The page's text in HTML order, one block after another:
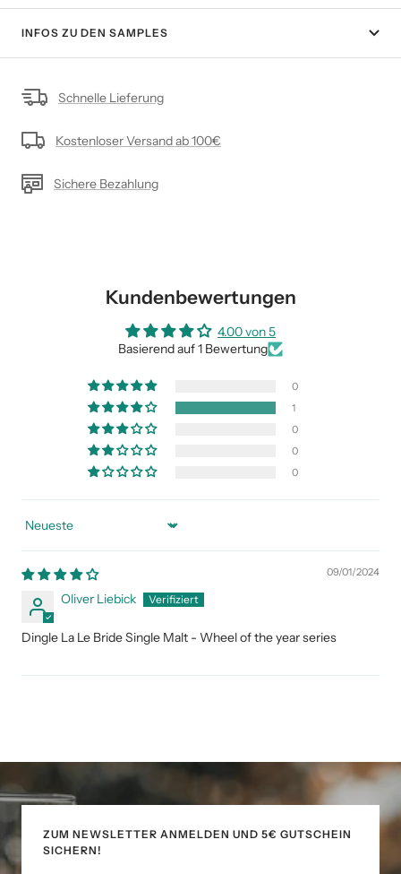
INFOS ZU DEN SAMPLES
Schnelle Lieferung
Kostenloser Versand ab 100€
Sichere Bezahlung
Kundenbewertungen
4.00 von 5
Basierend auf 1 Bewertung
0
1
0
0
0
Sort by
09/01/2024
Oliver Liebick
Dingle La Le Bride Single Malt - Wheel of the year series
ZUM NEWSLETTER ANMELDEN UND 5€ GUTSCHEIN
SICHERN!